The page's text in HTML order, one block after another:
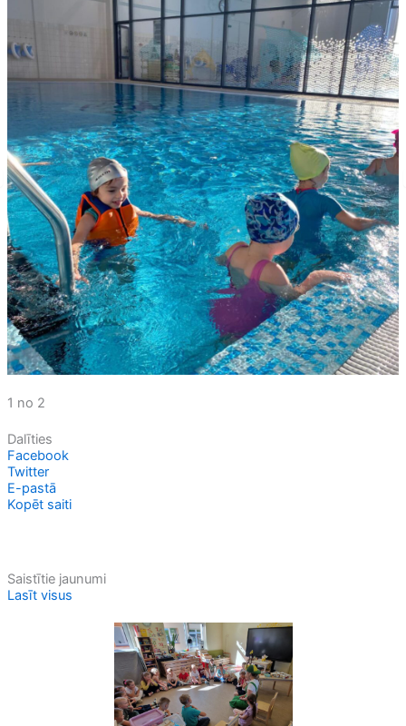
1 no 2
Dalīties
Facebook
Twitter
E-pastā
Kopēt saiti
Saistītie jaunumi
Lasīt visus